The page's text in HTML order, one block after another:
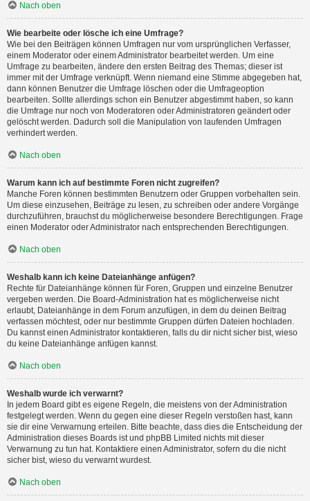
Nach oben
Wie bearbeite oder lösche ich eine Umfrage?
Wie bei den Beiträgen können Umfragen nur vom ursprünglichen Verfasser,
einem Moderator oder einem Administrator bearbeitet werden. Um eine
Umfrage zu bearbeiten, ändere den ersten Beitrag des Themas; dieser ist
immer mit der Umfrage verknüpft. Wenn niemand eine Stimme abgegeben hat,
dann können Benutzer die Umfrage löschen oder die Umfrageoption
bearbeiten. Sollte allerdings schon ein Benutzer abgestimmt haben, so kann
die Umfrage nur noch von Moderatoren oder Administratoren geändert oder
gelöscht werden. Dadurch soll die Manipulation von laufenden Umfragen
verhindert werden.
Nach oben
Warum kann ich auf bestimmte Foren nicht zugreifen?
Manche Foren können bestimmten Benutzern oder Gruppen vorbehalten sein.
Um diese einzusehen, Beiträge zu lesen, zu schreiben oder andere Vorgänge
durchzuführen, brauchst du möglicherweise besondere Berechtigungen. Frage
einen Moderator oder Administrator nach entsprechenden Berechtigungen.
Nach oben
Weshalb kann ich keine Dateianhänge anfügen?
Rechte für Dateianhänge können für Foren, Gruppen und einzelne Benutzer
vergeben werden. Die Board-Administration hat es möglicherweise nicht
erlaubt, Dateianhänge in dem Forum anzufügen, in dem du deinen Beitrag
verfassen möchtest, oder nur bestimmte Gruppen dürfen Dateien hochladen.
Du kannst einen Administrator kontaktieren, falls du dir nicht sicher bist, wieso
du keine Dateianhänge anfügen kannst.
Nach oben
Weshalb wurde ich verwarnt?
In jedem Board gibt es eigene Regeln, die meistens von der Administration
festgelegt werden. Wenn du gegen eine dieser Regeln verstoßen hast, kann
sie dir eine Verwarnung erteilen. Bitte beachte, dass dies die Entscheidung der
Administration dieses Boards ist und phpBB Limited nichts mit dieser
Verwarnung zu tun hat. Kontaktiere einen Administrator, sofern du die nicht
sicher bist, wieso du verwarnt wurdest.
Nach oben